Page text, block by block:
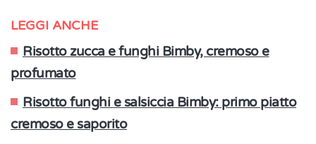
LEGGI ANCHE
Risotto zucca e funghi Bimby, cremoso e
profumato
Risotto funghi e salsiccia Bimby: primo piatto
cremoso e saporito